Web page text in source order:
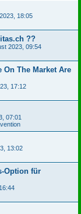
18:05
??
2023, 09:54
On The Market Are
17:12
07:01
13:02
Option für